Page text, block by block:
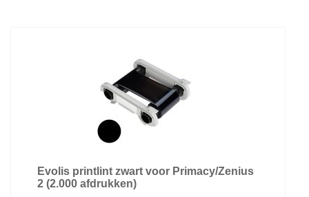
Evolis printlint zwart voor Primacy/Zenius
2 (2.000 afdrukken)